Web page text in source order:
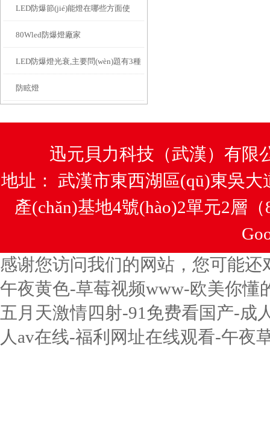
(qiáng)度合金材料
LED防爆節(jié)能燈在哪些方面使
用？
80Wled防爆燈廠家
LED防爆燈光衰,主要問(wèn)題有3種
防眩燈
迅元貝力科技（武漢）有限
地址： 武漢市東西湖區(qū)東吳
產(chǎn)基地4號(hào)2單元2層
感谢您访问我们的网站，您可能还
午夜黄色-草莓视频www-欧美你懂
五月天激情四射-91免费看国产-成
人av在线-福利网址在线观看-午夜